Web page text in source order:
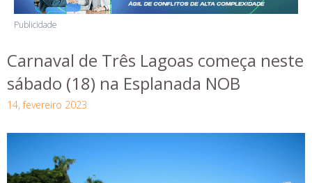
Publicidade
Carnaval de Três Lagoas começa neste
sábado (18) na Esplanada NOB
14, fevereiro 2023